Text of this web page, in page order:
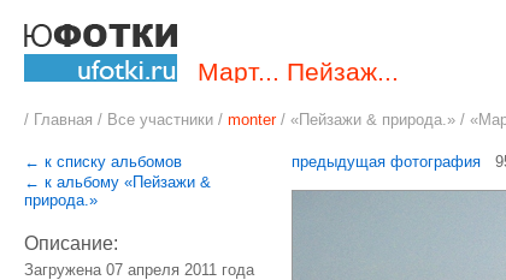
Март... Пейзаж...
/ Главная / Все участники / monter/ «Пейзажи & природа.» /
← к списку альбомов
← к альбому «Пейзажи &
природа.»
Описание:
Загружена 07 апреля 2011 года
предыдущая фотография95